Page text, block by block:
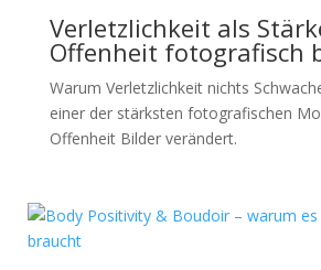
Verletzlichkeit als
Offenheit fotografisch
Warum Verletzlichkeit nichts
einer der stärksten fotografischen
Offenheit Bilder verändert.